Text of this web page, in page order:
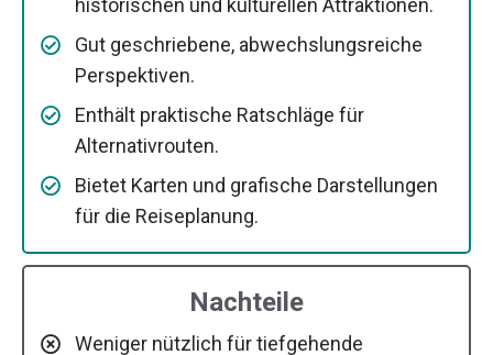
Gut geschriebene, abwechslungsreiche
Perspektiven.
Enthält praktische Ratschläge für
Alternativrouten.
Bietet Karten und grafische Darstellungen
für die Reiseplanung.
Nachteile
Weniger nützlich für tiefgehende